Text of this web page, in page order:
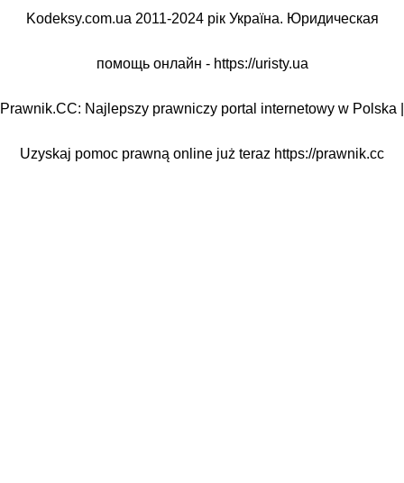
Kodeksy.com.ua 2011-2024 рік Україна. Юридическая
помощь онлайн - https://uristy.ua
Prawnik.CC: Najlepszy prawniczy portal internetowy w Polska |
Uzyskaj pomoc prawną online już teraz https://prawnik.cc